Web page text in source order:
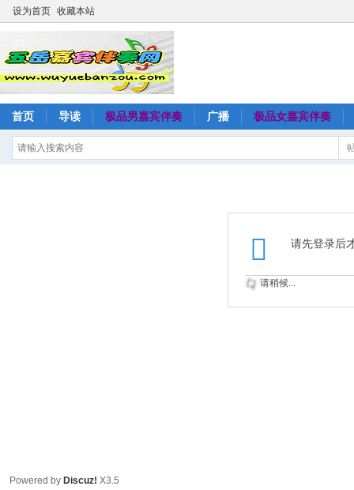
设为首页 收藏本站
首页 导读 极品男嘉宾伴奏 广播 极品女嘉宾伴奏
请先登录后
请稍候...
Powered by Discuz! X3.5